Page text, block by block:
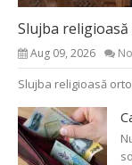
Slujba
Aug 09, 2026
Slujba religioasă